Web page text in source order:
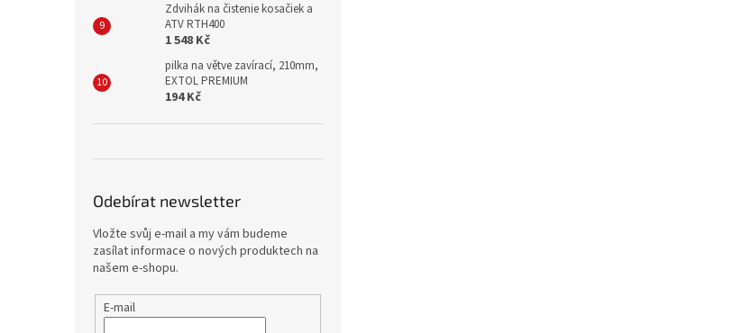
Zdvihák na čistenie kosačiek a
ATV RTH400
1 548 Kč
pilka na větve zavírací, 210mm,
EXTOL PREMIUM
194 Kč
Odebírat newsletter
Vložte svůj e-mail a my vám budeme
zasílat informace o nových produktech na
našem e-shopu.
E-mail